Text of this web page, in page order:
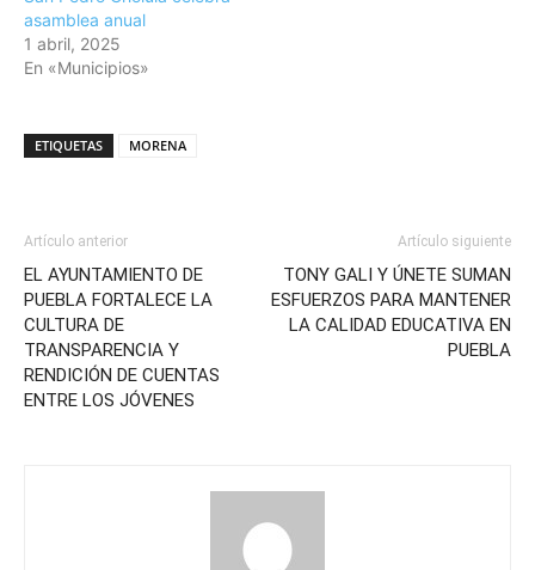
asamblea anual
1 abril, 2025
En «Municipios»
ETIQUETAS MORENA
Artículo anterior
EL AYUNTAMIENTO DE
PUEBLA FORTALECE LA
CULTURA DE
TRANSPARENCIA Y
RENDICIÓN DE CUENTAS
ENTRE LOS JÓVENES
Artículo siguiente
TONY GALI Y ÚNETE SUMAN
ESFUERZOS PARA MANTENER
LA CALIDAD EDUCATIVA EN
PUEBLA